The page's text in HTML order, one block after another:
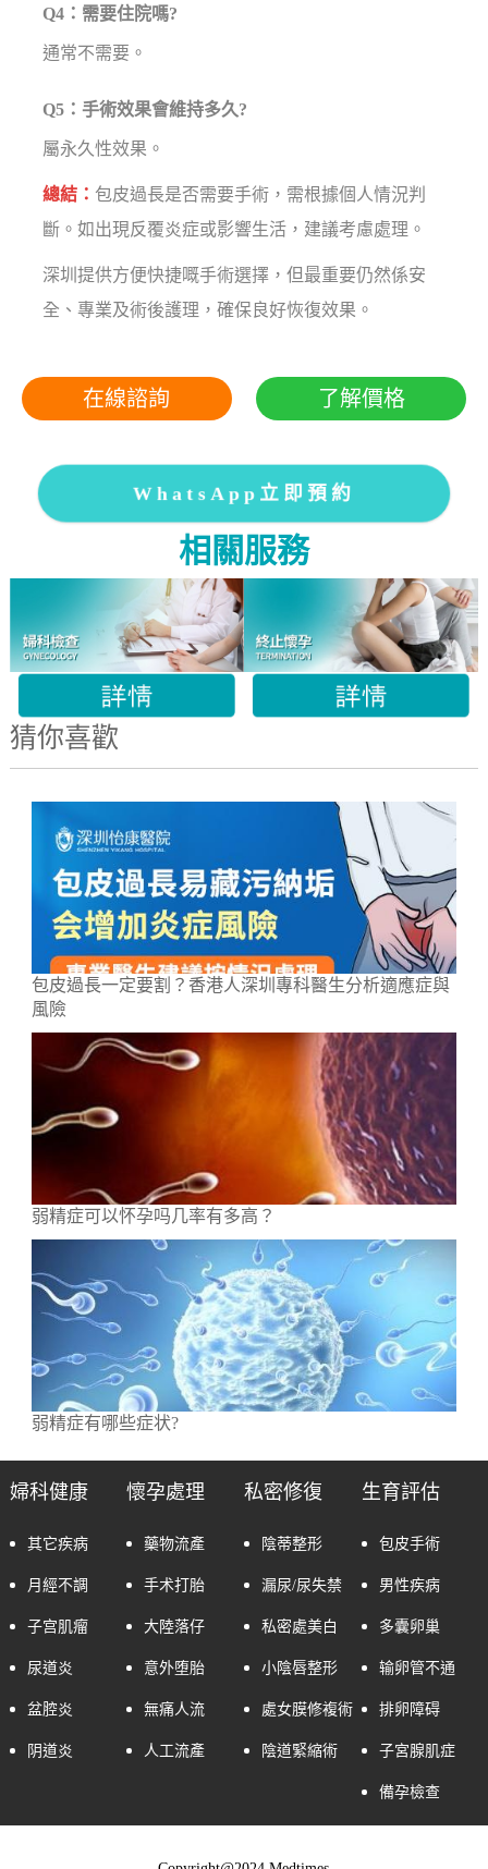
Q4：需要住院嗎?
通常不需要。
Q5：手術效果會維持多久?
屬永久性效果。
總結： 包皮過長是否需要手術，需根據個人情況判
斷。如出現反覆炎症或影響生活，建議考慮處理。
深圳提供方便快捷嘅手術選擇，但最重要仍然係安
全、專業及術後護理，確保良好恢復效果。
在線諮詢 了解價格
WhatsApp立即預約
相關服務
猜你喜歡
包皮過長一定要割？香港人深圳專科醫生分析適應症與
風險
弱精症可以怀孕吗几率有多高？
弱精症有哪些症状?
婦科健康
其它疾病
月經不調
子宫肌瘤
尿道炎
盆腔炎
阴道炎
懷孕處理
藥物流產
手术打胎
大陸落仔
意外堕胎
無痛人流
人工流產
私密修復
陰蒂整形
漏尿/尿失禁
私密處美白
小陰唇整形
處女膜修複術
陰道緊縮術
生育評估
包皮手術
男性疾病
多囊卵巢
输卵管不通
排卵障碍
子宮腺肌症
備孕檢查